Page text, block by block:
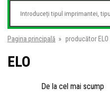
Pagina principală » producător ELO
ELO
De la cel mai scump